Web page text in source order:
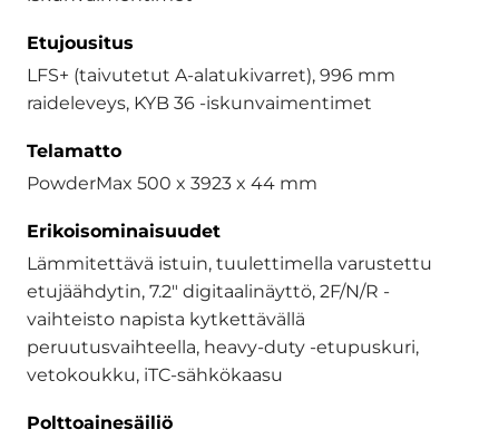
Etujousitus
LFS+ (taivutetut A-alatukivarret), 996 mm
raideleveys, KYB 36 -iskunvaimentimet
Telamatto
PowderMax 500 x 3923 x 44 mm
Erikoisominaisuudet
Lämmitettävä istuin, tuulettimella varustettu
etujäähdytin, 7.2" digitaalinäyttö, 2F/N/R -
vaihteisto napista kytkettävällä
peruutusvaihteella, heavy-duty -etupuskuri,
vetokoukku, iTC-sähkökaasu
Polttoainesäiliö